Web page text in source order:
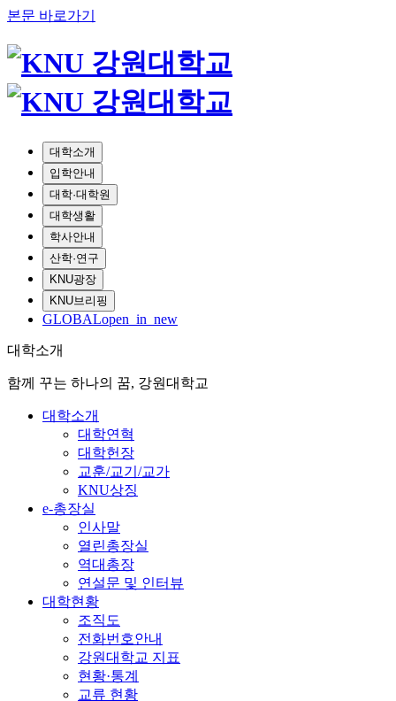
본문 바로가기
대학소개
입학안내
대학·대학원
대학생활
학사안내
산학·연구
KNU광장
KNU브리핑
GLOBALopen_in_new
대학소개
함께 꾸는 하나의 꿈, 강원대학교
대학소개
대학연혁
대학헌장
교훈/교기/교가
KNU상징
e-총장실
인사말
열린총장실
역대총장
연설문 및 인터뷰
대학현황
조직도
전화번호안내
강원대학교 지표
현황·통계
교류 현황